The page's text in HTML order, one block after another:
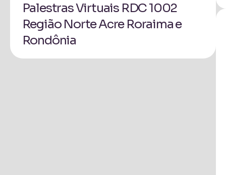
Palestras Virtuais RDC 1002
Região Norte Acre Roraima e
Rondônia